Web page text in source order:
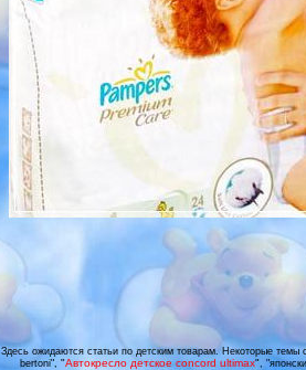
Здесь ожидаются статьи по детским товарам. Некоторые темы
bertoni", "Автокресло детское concord ultimax",